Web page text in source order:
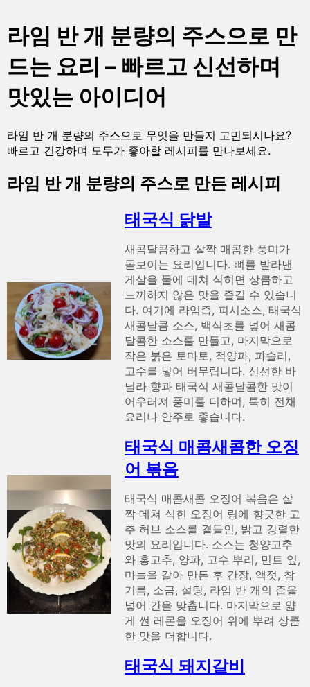
라임 반 개 분량의 주스으로 만
드는 요리 – 빠르고 신선하며
맛있는 아이디어
라임 반 개 분량의 주스으로 무엇을 만들지 고민되시나요?
빠르고 건강하며 모두가 좋아할 레시피를 만나보세요.
라임 반 개 분량의 주스로 만든 레시피
태국식 닭발
새콤달콤하고 살짝 매콤한 풍미가
돋보이는 요리입니다. 뼈를 발라낸
게살을 물에 데쳐 식히면 상큼하고
느끼하지 않은 맛을 즐길 수 있습니
다. 여기에 라임즙, 피시소스, 태국식
새콤달콤 소스, 백식초를 넣어 새콤
달콤한 소스를 만들고, 마지막으로
작은 붉은 토마토, 적양파, 파슬리,
고수를 넣어 버무립니다. 신선한 바
닐라 향과 태국식 새콤달콤한 맛이
어우러져 풍미를 더하며, 특히 전채
요리나 안주로 좋습니다.
태국식 매콤새콤한 오징
어 볶음
태국식 매콤새콤 오징어 볶음은 살
짝 데쳐 식힌 오징어 링에 향긋한 고
추 허브 소스를 곁들인, 밝고 강렬한
맛의 요리입니다. 소스는 청양고추
와 홍고추, 양파, 고수 뿌리, 민트 잎,
마늘을 갈아 만든 후 간장, 액젓, 참
기름, 소금, 설탕, 라임 반 개의 즙을
넣어 간을 맞춥니다. 마지막으로 얇
게 썬 레몬을 오징어 위에 뿌려 상큼
한 맛을 더합니다.
태국식 돼지갈비